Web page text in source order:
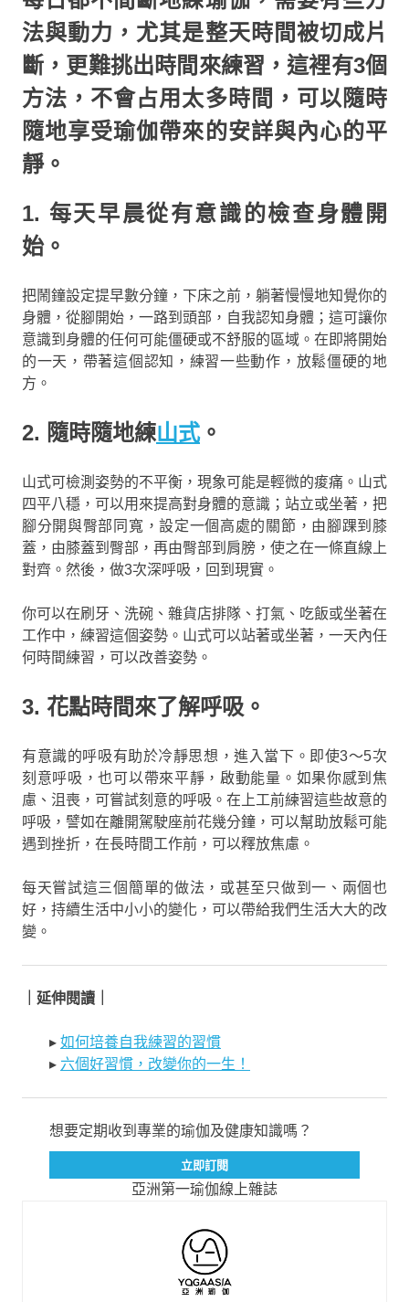
法與動力，尤其是整天時間被切成片
斷，更難挑出時間來練習，這裡有3個
方法，不會占用太多時間，可以隨時
隨地享受瑜伽帶來的安詳與內心的平
靜。
1. 每天早晨從有意識的檢查身體開
始。
把鬧鐘設定提早數分鐘，下床之前，躺著慢慢地知覺你的
身體，從腳開始，一路到頭部，自我認知身體；這可讓你
意識到身體的任何可能僵硬或不舒服的區域。在即將開始
的一天，帶著這個認知，練習一些動作，放鬆僵硬的地
方。
2. 隨時隨地練山式。
山式可檢測姿勢的不平衡，現象可能是輕微的痠痛。山式
四平八穩，可以用來提高對身體的意識；站立或坐著，把
腳分開與臀部同寬，設定一個高處的關節，由腳踝到膝
蓋，由膝蓋到臀部，再由臀部到肩膀，使之在一條直線上
對齊。然後，做3次深呼吸，回到現實。
你可以在刷牙、洗碗、雜貨店排隊、打氣、吃飯或坐著在
工作中，練習這個姿勢。山式可以站著或坐著，一天內任
何時間練習，可以改善姿勢。
3. 花點時間來了解呼吸。
有意識的呼吸有助於冷靜思想，進入當下。即使3〜5次
刻意呼吸，也可以帶來平靜，啟動能量。如果你感到焦
慮、沮喪，可嘗試刻意的呼吸。在上工前練習這些故意的
呼吸，譬如在離開駕駛座前花幾分鐘，可以幫助放鬆可能
遇到挫折，在長時間工作前，可以釋放焦慮。
每天嘗試這三個簡單的做法，或甚至只做到一、兩個也
好，持續生活中小小的變化，可以帶給我們生活大大的改
變。
｜延伸閱讀｜
▸ 如何培養自我練習的習慣
▸ 六個好習慣，改變你的一生！
想要定期收到專業的瑜伽及健康知識嗎？
立即訂閱
亞洲第一瑜伽線上雜誌